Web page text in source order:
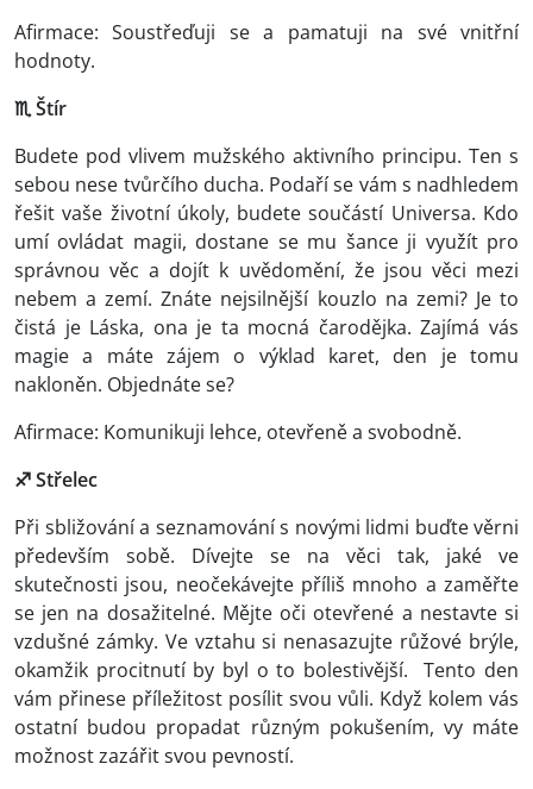
Afirmace: Soustřeďuji se a pamatuji na své vnitřní
hodnoty.
♏ Štír
Budete pod vlivem mužského aktivního principu. Ten s
sebou nese tvůrčího ducha. Podaří se vám s nadhledem
řešit vaše životní úkoly, budete součástí Universa. Kdo
umí ovládat magii, dostane se mu šance ji využít pro
správnou věc a dojít k uvědomění, že jsou věci mezi
nebem a zemí. Znáte nejsilnější kouzlo na zemi? Je to
čistá je Láska, ona je ta mocná čarodějka. Zajímá vás
magie a máte zájem o výklad karet, den je tomu
nakloněn. Objednáte se?
Afirmace: Komunikuji lehce, otevřeně a svobodně.
♐ Střelec
Při sbližování a seznamování s novými lidmi buďte věrni
především sobě. Dívejte se na věci tak, jaké ve
skutečnosti jsou, neočekávejte příliš mnoho a zaměřte
se jen na dosažitelné. Mějte oči otevřené a nestavte si
vzdušné zámky. Ve vztahu si nenasazujte růžové brýle,
okamžik procitnutí by byl o to bolestivější. Tento den
vám přinese příležitost posílit svou vůli. Když kolem vás
ostatní budou propadat různým pokušením, vy máte
možnost zazářit svou pevností.